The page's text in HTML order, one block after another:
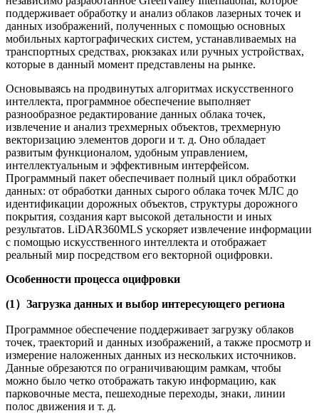
поддерживает обработку и анализ облаков лазерных точек и
данных изображений, полученных с помощью основных
мобильных картографических систем, устанавливаемых на
транспортных средствах, рюкзаках или ручных устройствах,
которые в данный момент представлены на рынке.
Основываясь на продвинутых алгоритмах искусственного
интеллекта, программное обеспечение выполняет
разнообразное редактирование данных облака точек,
извлечение и анализ трехмерных объектов, трехмерную
векторизацию элементов дороги и т. д. Оно обладает
развитым функционалом, удобным управлением,
интеллектуальным и эффективным интерфейсом.
Программный пакет обеспечивает полный цикл обработки
данных: от обработки данных сырого облака точек МЛС до
идентификации дорожных объектов, структуры дорожного
покрытия, создания карт высокой детальности и иных
результатов. LiDAR360MLS ускоряет извлечение информации
с помощью искусственного интеллекта и отображает
реальный мир посредством его векторной оцифровки.
Особенности процесса оцифровки
(1）Загрузка данных и выбор интересующего региона
Программное обеспечение поддерживает загрузку облаков
точек, траекторий и данных изображений, а также просмотр и
измерение наложенных данных из нескольких источников.
Данные обрезаются по ограничивающим рамкам, чтобы
можно было четко отображать такую информацию, как
парковочные места, пешеходные переходы, знаки, линии
полос движения и т. д.